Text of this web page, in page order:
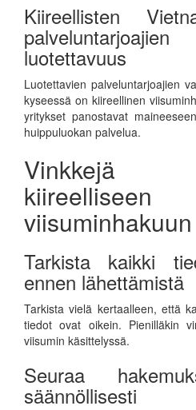
Kiireellisten
luotettavuus
Luotettavien palveluntarjoajien
kyseessä on kiireellinen
yritykset panostavat
huippuluokan palvelua.
Vinkkejä
viisuminhakuun
Tarkista kaikki
ennen lähettämistä
Tarkista vielä kertaalleen, että
tiedot ovat oikein. Pienilläkin
viisumin käsittelyssä.
Seuraa
säännöllisesti